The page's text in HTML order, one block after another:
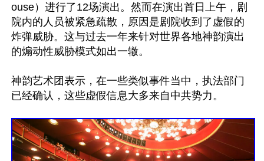
ouse）进行了12场演出。然而在演出首日上午，剧
院内的人员被紧急疏散，原因是剧院收到了虚假的
炸弹威胁。这与过去一年来针对世界各地神韵演出
的煽动性威胁模式如出一辙。
神韵艺术团表示，在一些类似事件当中，执法部门
已经确认，这些虚假信息大多来自中共势力。